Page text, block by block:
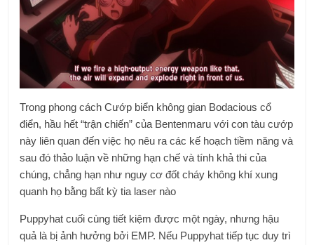
Trong phong cách Cướp biển không gian Bodacious cổ
điển, hầu hết “trận chiến” của Bentenmaru với con tàu cướp
này liên quan đến việc họ nêu ra các kế hoạch tiềm năng và
sau đó thảo luận về những hạn chế và tính khả thi của
chúng, chẳng hạn như nguy cơ đốt cháy không khí xung
quanh họ bằng bất kỳ tia laser nào
Puppyhat cuối cùng tiết kiệm được một ngày, nhưng hậu
quả là bị ảnh hưởng bởi EMP. Nếu Puppyhat tiếp tục duy trì